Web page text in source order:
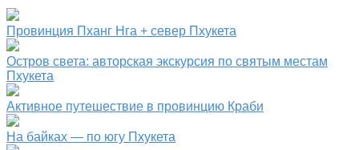
Провинция Пханг Нга + север Пхукета
Остров света: авторская экскурсия по святым местам
Пхукета
Активное путешествие в провинцию Краби
На байках — по югу Пхукета